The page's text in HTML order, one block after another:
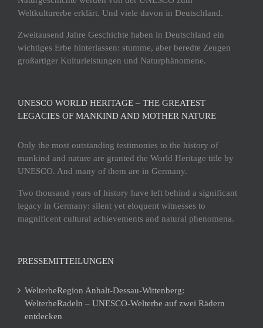
Weltkulturerbe erklärt. Und viele davon in Deutschland.
Zweitausend Jahre Geschichte haben in Deutschland ein
wichtiges Erbe hinterlassen: stumme, aber beredte Zeugen
großartiger Kulturleistungen und Naturphänomene.
UNESCO WORLD HERITAGE – THE GREATEST
LEGACIES OF MANKIND AND MOTHER NATURE
Only the most outstanding testimonies to the history of
mankind and nature are granted the World Heritage title by
UNESCO. And many of them are in Germany.
Two thousand years of history have left behind a significant
legacy in Germany: silent yet eloquent witnesses to
magnificent cultural achievements and natural phenomena.
PRESSEMITTEILUNGEN
WelterbeRegion Anhalt-Dessau-Wittenberg:
WelterbeRadeln – UNESCO-Welterbe auf zwei Rädern
entdecken